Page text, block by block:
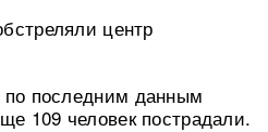
центр
по последним данным
109 человек пострадали.